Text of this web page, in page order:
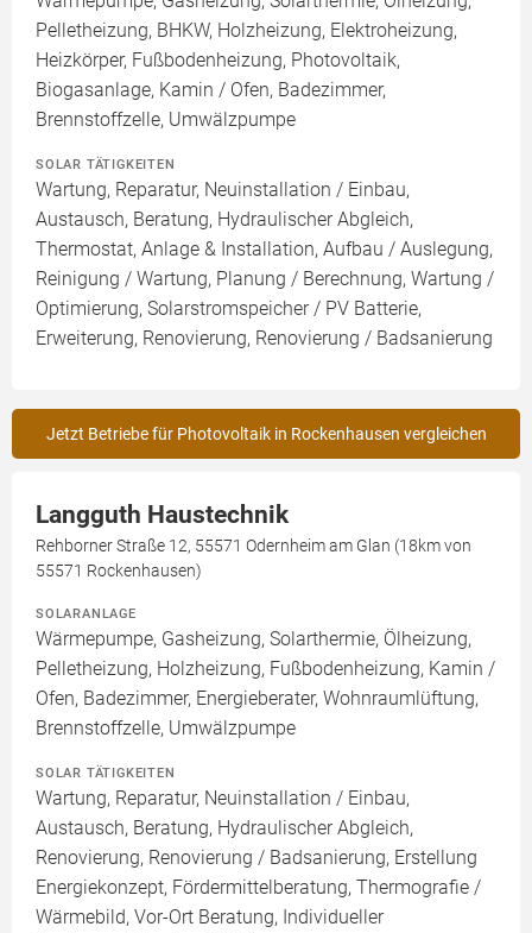
Pelletheizung, BHKW, Holzheizung, Elektroheizung,
Heizkörper, Fußbodenheizung, Photovoltaik,
Biogasanlage, Kamin / Ofen, Badezimmer,
Brennstoffzelle, Umwälzpumpe
SOLAR TÄTIGKEITEN
Wartung, Reparatur, Neuinstallation / Einbau,
Austausch, Beratung, Hydraulischer Abgleich,
Thermostat, Anlage & Installation, Aufbau / Auslegung,
Reinigung / Wartung, Planung / Berechnung, Wartung /
Optimierung, Solarstromspeicher / PV Batterie,
Erweiterung, Renovierung, Renovierung / Badsanierung
Jetzt Betriebe für Photovoltaik in Rockenhausen vergleichen
Langguth Haustechnik
Rehborner Straße 12, 55571 Odernheim am Glan (18km von
55571 Rockenhausen)
SOLARANLAGE
Wärmepumpe, Gasheizung, Solarthermie, Ölheizung,
Pelletheizung, Holzheizung, Fußbodenheizung, Kamin /
Ofen, Badezimmer, Energieberater, Wohnraumlüftung,
Brennstoffzelle, Umwälzpumpe
SOLAR TÄTIGKEITEN
Wartung, Reparatur, Neuinstallation / Einbau,
Austausch, Beratung, Hydraulischer Abgleich,
Renovierung, Renovierung / Badsanierung, Erstellung
Energiekonzept, Fördermittelberatung, Thermografie /
Wärmebild, Vor-Ort Beratung, Individueller